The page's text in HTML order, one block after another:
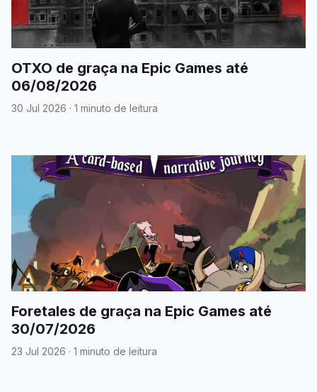
OTXO de graça na Epic Games até
06/08/2026
30 Jul 2026 · 1 minuto de leitura
Foretales de graça na Epic Games até
30/07/2026
23 Jul 2026 · 1 minuto de leitura